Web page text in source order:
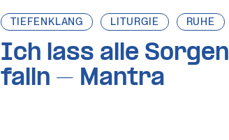
TIEFENKLANG LITURGIE RUHE
Ich lass alle Sorgen
falln – Mantra